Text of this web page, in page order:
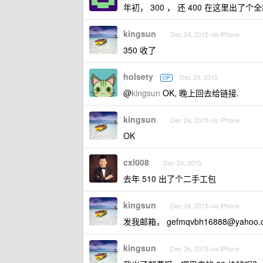
年初， 300 ， 还 400 在这里出了个全
kingsun Dec 24, 2015 via iPhone
350 收了
holsety OP Dec 24, 2015
@kingsun OK, 晚上回去给链接.
kingsun Dec 24, 2015 via iPhone
OK
cxl008 Dec 24, 2015
去年 510 出了个二手工包
kingsun Dec 24, 2015 via iPhone
发我邮箱，
kingsun Dec 26, 2015 via iPhone